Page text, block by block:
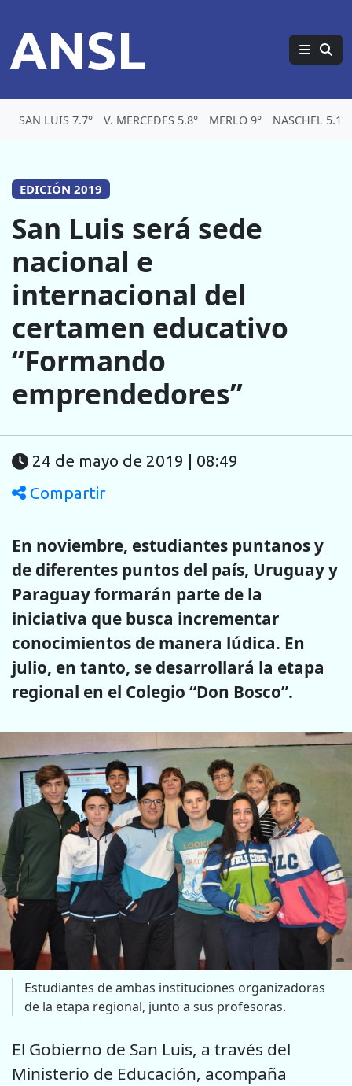
ANSL
SAN LUIS 7.7° V. MERCEDES 5.8° MERLO 9° NASCHEL 5.1°
EDICIÓN 2019
San Luis será sede
nacional e
internacional del
certamen educativo
“Formando
emprendedores”
24 de mayo de 2019 | 08:49
Compartir
En noviembre, estudiantes puntanos y
de diferentes puntos del país, Uruguay y
Paraguay formarán parte de la
iniciativa que busca incrementar
conocimientos de manera lúdica. En
julio, en tanto, se desarrollará la etapa
regional en el Colegio “Don Bosco”.
Estudiantes de ambas instituciones organizadoras
de la etapa regional, junto a sus profesoras.
El Gobierno de San Luis, a través del
Ministerio de Educación, acompaña